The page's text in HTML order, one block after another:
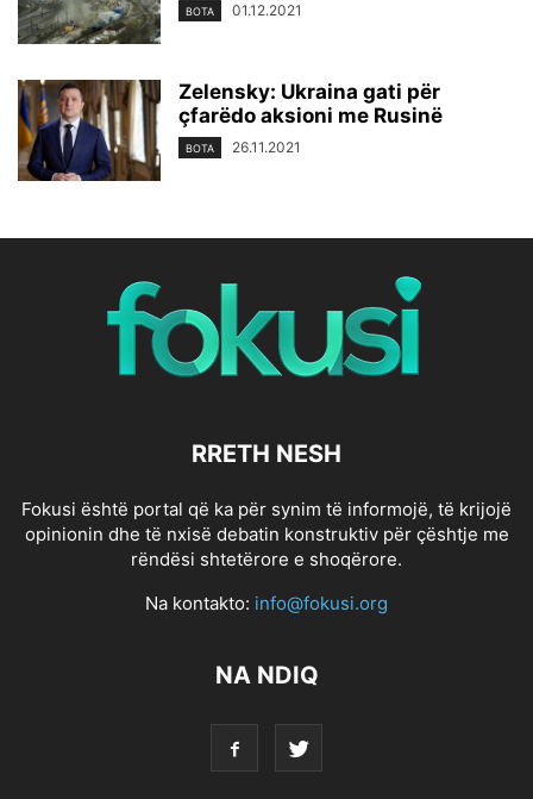
BOTA 01.12.2021
Zelensky: Ukraina gati për
çfarëdo aksioni me Rusinë
BOTA 26.11.2021
RRETH NESH
Fokusi është portal që ka për synim të informojë, të krijojë
opinionin dhe të nxisë debatin konstruktiv për çështje me
rëndësi shtetërore e shoqërore.
Na kontakto: info@fokusi.org
NA NDIQ